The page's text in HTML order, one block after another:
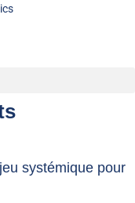
systémique pour